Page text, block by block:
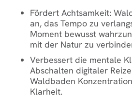
Fördert Achtsamkeit:
an, das Tempo zu
Moment bewusst
mit der Natur zu
Verbessert die mentale
Abschalten digitaler
Waldbaden
Klarheit.